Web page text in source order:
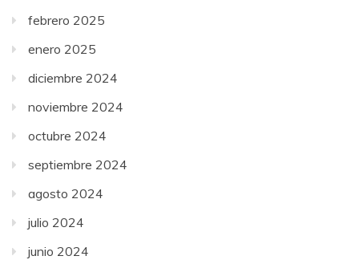
febrero 2025
enero 2025
diciembre 2024
noviembre 2024
octubre 2024
septiembre 2024
agosto 2024
julio 2024
junio 2024